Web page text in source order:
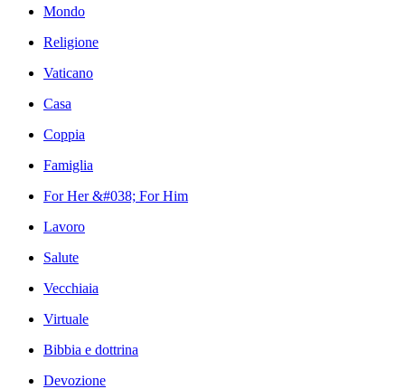
Mondo
Religione
Vaticano
Casa
Coppia
Famiglia
For Her &#038; For Him
Lavoro
Salute
Vecchiaia
Virtuale
Bibbia e dottrina
Devozione